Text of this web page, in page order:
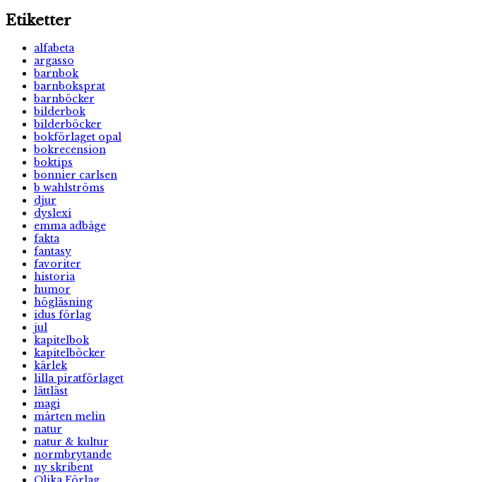
Etiketter
alfabeta
argasso
barnbok
barnboksprat
barnböcker
bilderbok
bilderböcker
bokförlaget opal
bokrecension
boktips
bonnier carlsen
b wahlströms
djur
dyslexi
emma adbåge
fakta
fantasy
favoriter
historia
humor
högläsning
idus förlag
jul
kapitelbok
kapitelböcker
kärlek
lilla piratförlaget
lättläst
magi
mårten melin
natur
natur & kultur
normbrytande
ny skribent